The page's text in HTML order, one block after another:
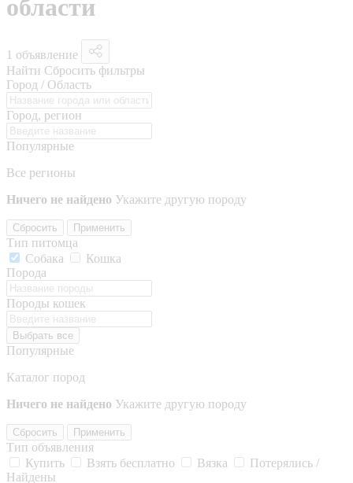
области
1 объявление
Найти Сбросить фильтры
Город / Область
Город, регион
Популярные
Все регионы
Ничего не найдено Укажите другую породу
Сбросить Применить
Тип питомца
Собака
Кошка
Порода
Породы кошек
Выбрать все
Популярные
Каталог пород
Ничего не найдено Укажите другую породу
Сбросить Применить
Тип объявления
Купить
Взять бесплатно Вязка
Потерялись /
Найдены